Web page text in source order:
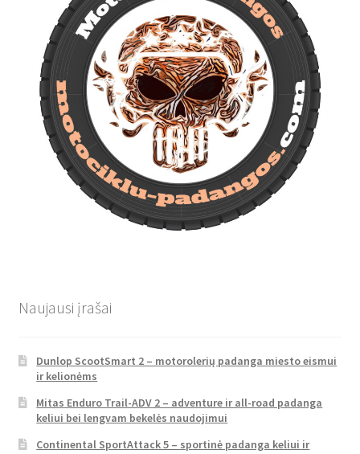
Naujausi įrašai
Dunlop ScootSmart 2 – motorolerių padanga miesto eismui
ir kelionėms
Mitas Enduro Trail-ADV 2 – adventure ir all-road padanga
keliui bei lengvam bekelės naudojimui
Continental SportAttack 5 – sportinė padanga keliui ir